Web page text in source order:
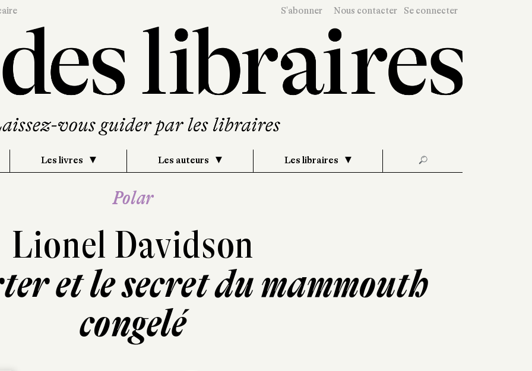
S'abonner Nous contacter Se connecter
Les livres Les auteurs Les libraires 🔎
Polar
Lionel Davidson
et le secret du mammouth
congelé